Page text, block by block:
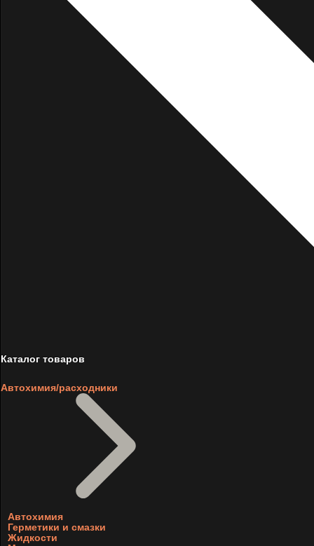
Каталог товаров
Автохимия/расходники
Автохимия
Герметики и смазки
Жидкости